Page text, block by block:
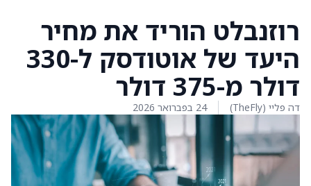
רוזנבלט הוריד את מחיר
היעד של אוטודסק ל-330
דולר מ-375 דולר
דה פליי (TheFly) 24 בפברואר 2026